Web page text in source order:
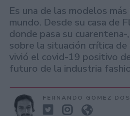
Es una de las modelos
mundo. Desde su casa de
donde pasa su
sobre la situación crítica de
vivió el covid-19 positivo
futuro de la industria
FERNANDO GOMEZ